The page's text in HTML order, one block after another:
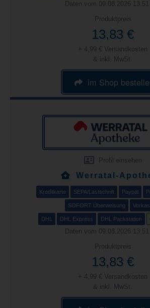
Daten vom 09.08.2026
Produktpreis
13,83 €
+ 4,99 € Versandkosten
& inkl. MwSt.
im Shop
Profil einsehen
Werratal-
Kreditkarte SEPA/Lastschrift Paypal
SOFORT Überweisung
DHL DHL Express DHL Packstation
Daten vom 09.08.2026
Produktpreis
13,83 €
+ 4,99 € Versandkosten
& inkl. MwSt.